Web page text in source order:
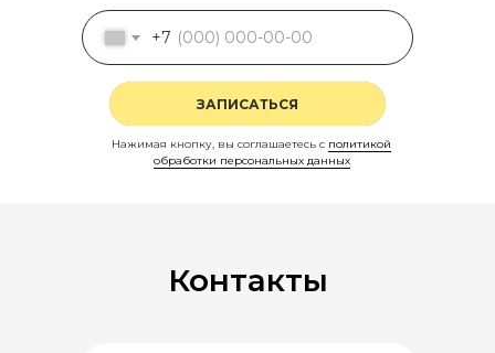
Нажимая кнопку, вы соглашаетесь с политикой
обработки персональных данных
+7
ЗАПИСАТЬСЯ
Контакты